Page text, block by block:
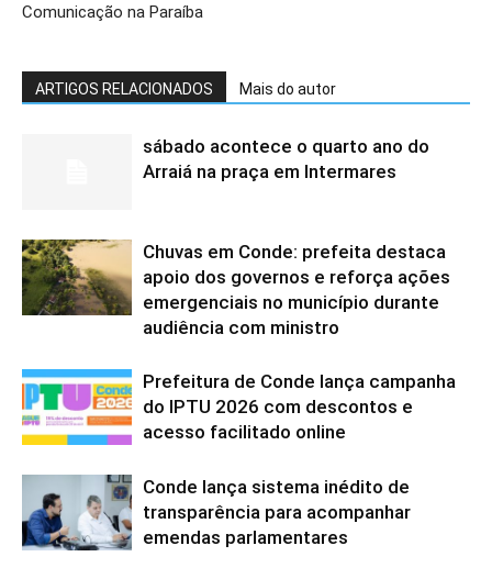
Comunicação na Paraíba
ARTIGOS RELACIONADOS Mais do autor
sábado acontece o quarto ano do
Arraiá na praça em Intermares
Chuvas em Conde: prefeita destaca
apoio dos governos e reforça ações
emergenciais no município durante
audiência com ministro
Prefeitura de Conde lança campanha
do IPTU 2026 com descontos e
acesso facilitado online
Conde lança sistema inédito de
transparência para acompanhar
emendas parlamentares